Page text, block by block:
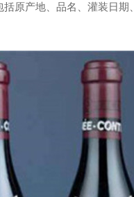
原产地、品名、灌装日